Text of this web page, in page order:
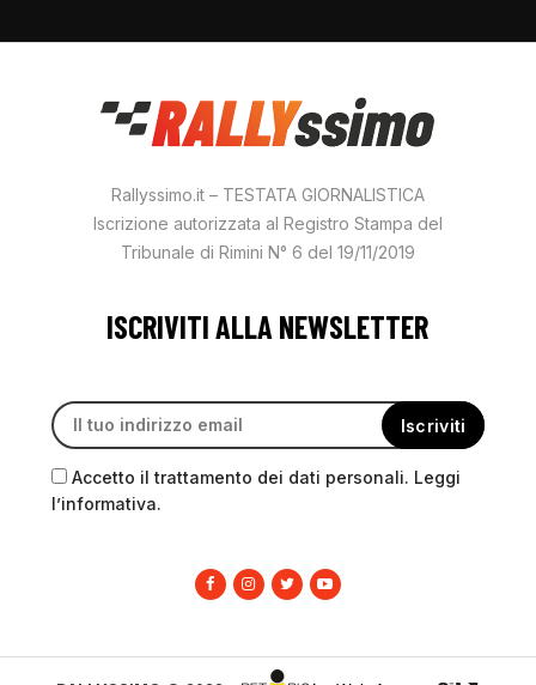
Rallyssimo.it – TESTATA GIORNALISTICA
Iscrizione autorizzata al Registro Stampa del
Tribunale di Rimini N° 6 del 19/11/2019
ISCRIVITI ALLA NEWSLETTER
Accetto il trattamento dei dati personali. Leggi
l’informativa.